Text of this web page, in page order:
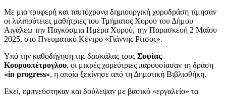
Με μια τρυφερή και ταυτόχρονα δημιουργική χοροδράση τίμησαν
οι λιλιπούτειες μαθήτριες του Τμήματος Χορού του Δήμου
Αιγάλεω την Παγκόσμια Ημέρα Χορού, την Παρασκευή 2 Μαΐου
2025, στο Πνευματικό Κέντρο «Γιάννης Ρίτσος».
Υπό την καθοδήγηση της δασκάλας τους Σοφίας
Κουρουπέτρογλου, οι μικρές χορεύτριες παρουσίασαν τη δράση
«in progress», η οποία ξεκίνησε από τη Δημοτική Βιβλιοθήκη.
Εκεί, εμπνεύστηκαν και δούλεψαν με βασικό «εργαλείο» τα